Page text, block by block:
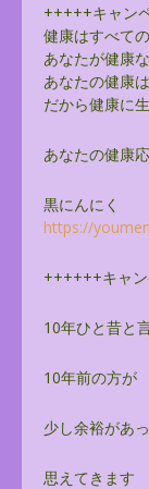
+++++キャン
健康はすべて
あなたが健康
あなたの健康
だから健康に
あなたの健康
黒にんにく
https://
++++++キャ
10年ひと昔と
10年前の方が
少し余裕があ
思えてきます